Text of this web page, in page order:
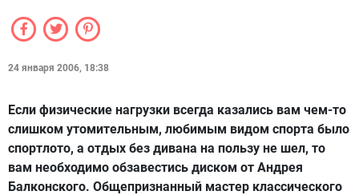
24 января 2006, 18:38
Если физические нагрузки всегда казались вам чем-то
слишком утомительным, любимым видом спорта было
спортлото, а отдых без дивана на пользу не шел, то
вам необходимо обзавестись диском от Андрея
Балконского. Общепризнанный мастер классического